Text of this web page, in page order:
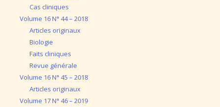
Cas cliniques
Volume 16 N° 44 – 2018
Articles originaux
Biologie
Faits cliniques
Revue générale
Volume 16 N° 45 – 2018
Articles originaux
Volume 17 N° 46 – 2019